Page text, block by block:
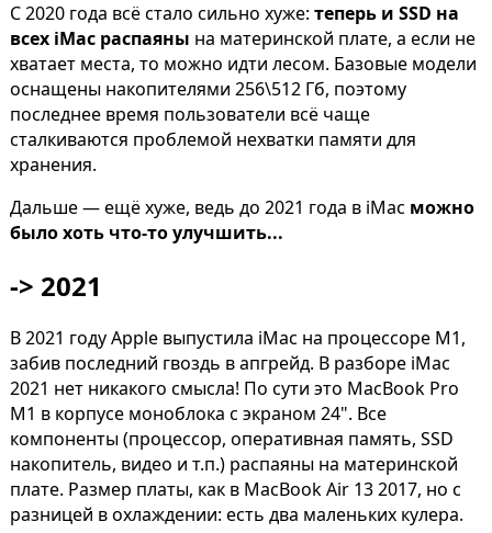
С 2020 года всё стало сильно хуже: теперь и SSD на
всех iMac распаяны на материнской плате, а если не
хватает места, то можно идти лесом. Базовые модели
оснащены накопителями 256\512 Гб, поэтому
последнее время пользователи всё чаще
сталкиваются проблемой нехватки памяти для
хранения.
Дальше — ещё хуже, ведь до 2021 года в iMac можно
было хоть что-то улучшить...
-> 2021
В 2021 году Apple выпустила iMac на процессоре M1,
забив последний гвоздь в апгрейд. В разборе iMac
2021 нет никакого смысла! По сути это MacBook Pro
M1 в корпусе моноблока с экраном 24". Все
компоненты (процессор, оперативная память, SSD
накопитель, видео и т.п.) распаяны на материнской
плате. Размер платы, как в MacBook Air 13 2017, но с
разницей в охлаждении: есть два маленьких кулера.